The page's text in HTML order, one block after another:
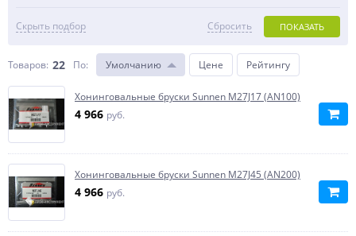
Скрыть подбор ПОКАЗАТЬ
Сбросить
Товаров: 22 По: Умолчанию Цене Рейтингу
Хонинговальные бруски Sunnen M27J17 (AN100)
4 966 руб.
Хонинговальные бруски Sunnen M27J45 (AN200)
4 966 руб.